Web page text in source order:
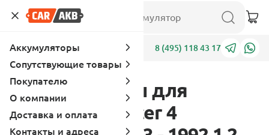
Адреса 8 (495) 118 43 17
Аккумуляторы для
Mitsubishi Lancer 4
Аккумуляторы
Сопутствующие товары
Покупателю
О компании
Доставка и оплата
Контакты и адреса